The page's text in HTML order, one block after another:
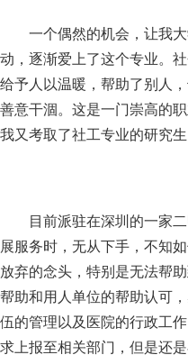
一个偶然的机会，让我
动，逐渐爱上了这个专业。
给予人以温暖，帮助了别人
善意干涸。这是一门崇高的
我又考取了社工专业的研究
目前派驻在深圳的一家
展服务时，无从下手，不知
放弃的念头，特别是无法帮
帮助和用人单位的帮助认可
伍的管理以及医院的行政工
求上报至相关部门，但是还是